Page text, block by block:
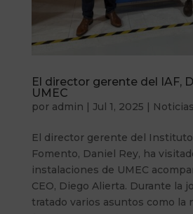
El director gerente del IAF,
UMEC
por admin | Jul 1, 2025 | Noticias
El director gerente del
Fomento, Daniel Rey, ha
instalaciones de UMEC
CEO, Diego Alierta. Durante la
tratado varios asuntos como la